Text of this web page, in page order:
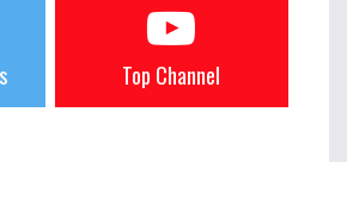
Top Channel